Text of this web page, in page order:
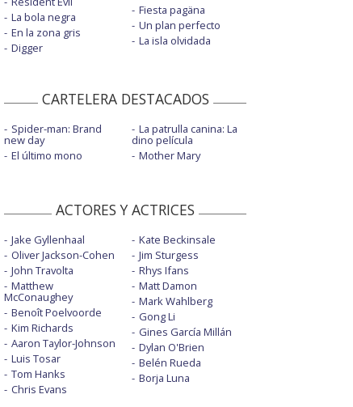
La bola negra
En la zona gris
Digger
Fiesta pagäna
Un plan perfecto
La isla olvidada
CARTELERA DESTACADOS
Spider-man: Brand
new day
El último mono
La patrulla canina: La
dino película
Mother Mary
ACTORES Y ACTRICES
Jake Gyllenhaal
Oliver Jackson-Cohen
John Travolta
Matthew
McConaughey
Benoît Poelvoorde
Kim Richards
Aaron Taylor-Johnson
Luis Tosar
Tom Hanks
Chris Evans
Kate Beckinsale
Jim Sturgess
Rhys Ifans
Matt Damon
Mark Wahlberg
Gong Li
Gines García Millán
Dylan O'Brien
Belén Rueda
Borja Luna